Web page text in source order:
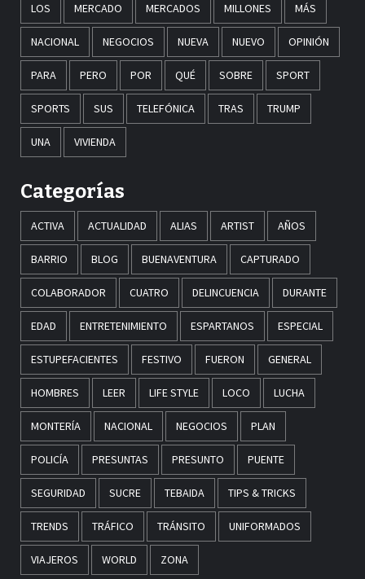
LOS MERCADO MERCADOS MILLONES MÁS
NACIONAL NEGOCIOS NUEVA NUEVO OPINIÓN
PARA PERO POR QUÉ SOBRE SPORT
SPORTS SUS TELEFÓNICA TRAS TRUMP
UNA VIVIENDA
Categorías
ACTIVA ACTUALIDAD ALIAS ARTIST AÑOS
BARRIO BLOG BUENAVENTURA CAPTURADO
COLABORADOR CUATRO DELINCUENCIA DURANTE
EDAD ENTRETENIMIENTO ESPARTANOS ESPECIAL
ESTUPEFACIENTES FESTIVO FUERON GENERAL
HOMBRES LEER LIFE STYLE LOCO LUCHA
MONTERÍA NACIONAL NEGOCIOS PLAN
POLICÍA PRESUNTAS PRESUNTO PUENTE
SEGURIDAD SUCRE TEBAIDA TIPS & TRICKS
TRENDS TRÁFICO TRÁNSITO UNIFORMADOS
VIAJEROS WORLD ZONA